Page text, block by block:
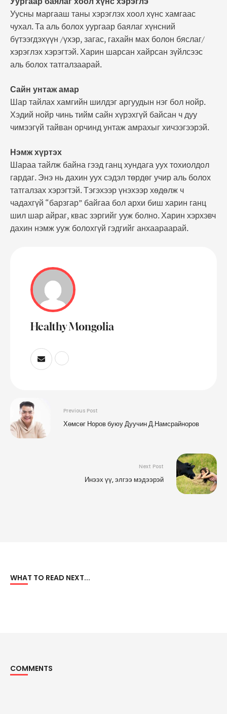
Уусны маргааш таны хэрэглэх хоол хүнс хамгаас
чухал. Та аль болох уургаар баялаг хүнсний
бүтээгдэхүүн /үхэр, загас, гахайн мах болон бяслаг/
хэрэглэх хэрэгтэй. Харин шарсан хайрсан зүйлсээс
аль болох татгалзаарай.
Сайн унтаж амар
Шар тайлах хамгийн шилдэг аргуудын нэг бол нойр.
Хэдий нойр чинь тийм сайн хүрэхгүй байсан ч дуу
чимээгүй тайван орчинд унтаж амрахыг хичээгээрэй.
Нэмж хүртэх
Шараа тайлж байна гээд ганц хундага уух тохиолдол
гардаг. Энэ нь дахин уух сэдэл төрдөг учир аль болох
татгалзах хэрэгтэй. Тэгэхээр үнэхээр хөдөлж ч
чадахгүй “барзгар” байгаа бол архи биш харин ганц
шил шар айраг, квас зэргийг ууж болно. Харин хэрхэвч
дахин нэмж ууж болохгүй гэдгийг анхаараарай.
Healthy Mongolia
Previous Post
Хөмсөг Норов буюу Дуучин Д.Намсрайноров
Next Post
Инээх үү, элгээ мэдээрэй
WHAT TO READ NEXT...
COMMENTS